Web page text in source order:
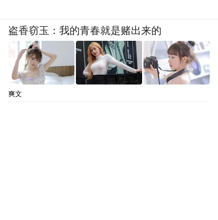
盗香窃玉：我的青春就是赌出来的
爽文